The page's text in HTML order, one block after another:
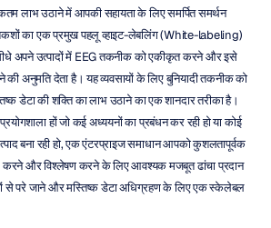
लाभ उठाने में आपकी सहायता के लिए समर्पित समर्थन
का एक प्रमुख पहलू व्हाइट-लेबलिंग (White-labeling)
अपने उत्पादों में EEG तकनीक को एकीकृत करने और इसे
अनुमति देता है। यह व्यवसायों के लिए बुनियादी तकनीक को
डेटा की शक्ति का लाभ उठाने का एक शानदार तरीका है।
हों जो कई अध्ययनों का प्रबंधन कर रही हो या कोई
बना रही हो, एक एंटरप्राइज समाधान आपको कुशलतापूर्वक
करने और विश्लेषण करने के लिए आवश्यक मजबूत ढांचा प्रदान
से परे जाने और मस्तिष्क डेटा अधिग्रहण के लिए एक स्केलेबल